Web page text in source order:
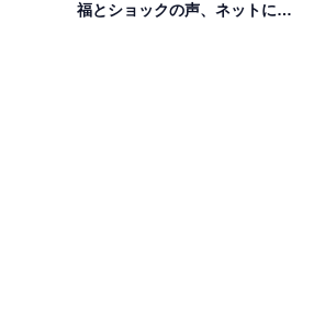
福とショックの声、ネットにあ